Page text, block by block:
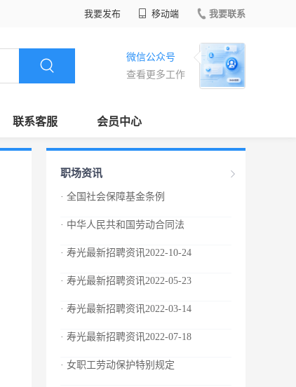
我要发布 移动端 我要联系
微信公众号
查看更多工作
联系客服 会员中心
职场资讯
· 全国社会保障基金条例
· 中华人民共和国劳动合同法
· 寿光最新招聘资讯2022-10-24
· 寿光最新招聘资讯2022-05-23
· 寿光最新招聘资讯2022-03-14
· 寿光最新招聘资讯2022-07-18
· 女职工劳动保护特别规定